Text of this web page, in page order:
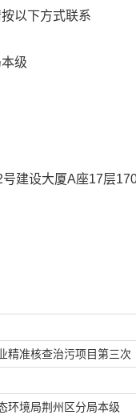
以下方式联系
级
建设大厦A座17层
精准核查治污项目第三次
环境局荆州区分局本级